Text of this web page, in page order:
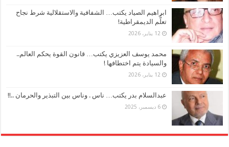
ابراهيم الصياد يكتب… الشفافية والاستقلالية شرط نجاح
تعلُّم الديمقراطية!
12 يناير، 2026
محمد يوسف العزيزي يكتب… قانون القوة يحكم العالم..
والسيادة يتم اختطافها !
12 يناير، 2026
عبدالسلام بدر يكتب… ناس . وناس بين التبذير والحرمان ..!!
6 ديسمبر، 2025